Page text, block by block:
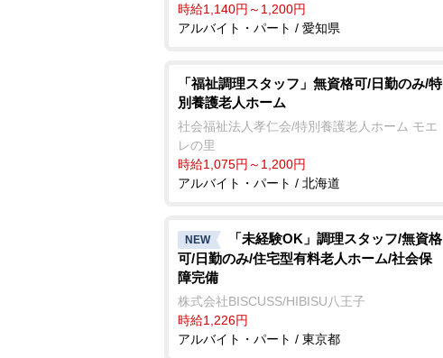
時給1,140円～1,200円
アルバイト・パート / 愛知県
「福祉調理スタッフ」無資格可/日勤のみ/特
別養護老人ホーム
社会福祉法人孝仁会/特別養護老人ホーム モエ
レの里
時給1,075円～1,200円
アルバイト・パート / 北海道
NEW
「未経験OK」調理スタッフ/無資格
可/日勤のみ/住宅型有料老人ホーム/社会保
障完備
株式会社BISCUSS/HIBISU八王子
時給1,226円
アルバイト・パート / 東京都